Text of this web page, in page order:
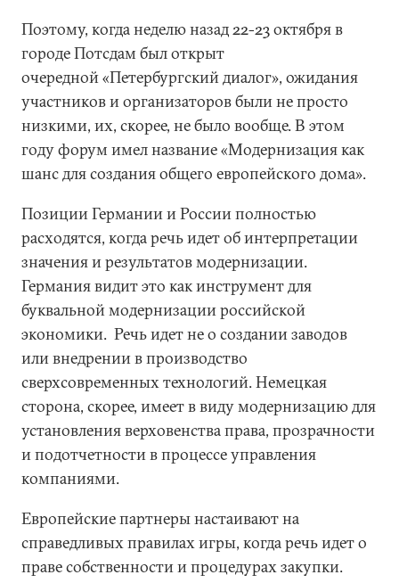
Поэтому, когда неделю назад 22-23 октября в
городе Потсдам был открыт
очередной «Петербургский диалог», ожидания
участников и организаторов были не просто
низкими, их, скорее, не было вообще. В этом
году форум имел название «Модернизация как
шанс для создания общего европейского дома».
Позиции Германии и России полностью
расходятся, когда речь идет об интерпретации
значения и результатов модернизации.
Германия видит это как инструмент для
буквальной модернизации российской
экономики. Речь идет не о создании заводов
или внедрении в производство
сверхсовременных технологий. Немецкая
сторона, скорее, имеет в виду модернизацию для
установления верховенства права, прозрачности
и подотчетности в процессе управления
компаниями.
Европейские партнеры настаивают на
справедливых правилах игры, когда речь идет о
праве собственности и процедурах закупки.